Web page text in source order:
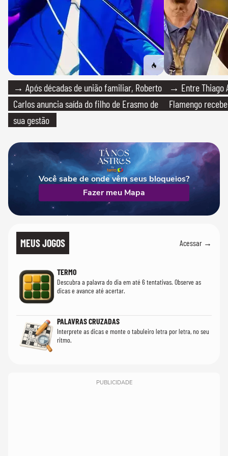
→ Após décadas de união familiar, Roberto
Carlos anuncia saída do filho de Erasmo de
sua gestão
→ Entre Thiago
Flamengo
Você sabe de onde vêm seus bloqueios?
Fazer meu Mapa
MEUS JOGOS Acessar →
TERMO
Descubra a palavra do dia em até 6 tentativas. Observe as
dicas e avance até acertar.
PALAVRAS CRUZADAS
Interprete as dicas e monte o tabuleiro letra por letra, no seu
ritmo.
PUBLICIDADE